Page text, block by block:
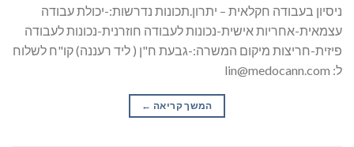
ניסיון בעבודה חקלאית – יתרון.תכונות נדרשות:-יכולת עבודה
עצמאית-אחריות אישית-נכונות לעבודה חוזרנית-נכונות לעבודה
פיזית-חריצות מיקום המשרה:-גבעת ח"ן ( ליד רעננה) קו"ח לשלוח
ל: lin@medocann.com
המשך קריאה →